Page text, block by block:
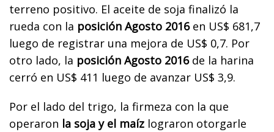
terreno positivo. El aceite de soja finalizó la
rueda con la posición Agosto 2016en US$ 681,7
luego de registrar una mejora de US$ 0,7. Por
otro lado, la posición Agosto 2016de la harina
cerró en US$ 411 luego de avanzar US$ 3,9.
Por el lado del trigo, la firmeza con la que
operaron la soja y el maíz lograron otorgarle